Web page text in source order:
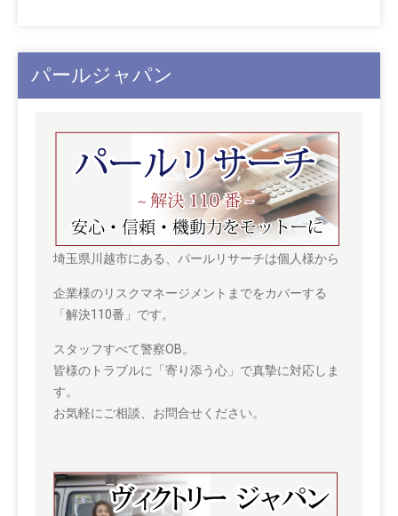
パールジャパン
埼玉県川越市にある、パールリサーチは個人様から
企業様のリスクマネージメントまでをカバーする
「解決110番」です。
スタッフすべて警察OB。
皆様のトラブルに「寄り添う心」で真摯に対応しま
す。
お気軽にご相談、お問合せください。